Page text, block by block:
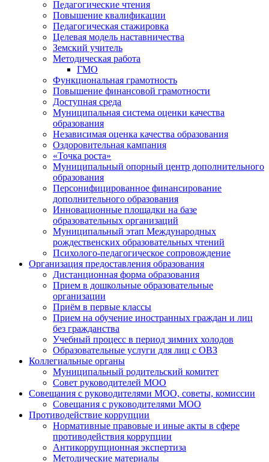
Педагогические чтения
Повышение квалификации
Педагогическая стажировка
Целевая модель наставничества
Земский учитель
Методическая работа
ГМО
Функциональная грамотность
Повышение финансовой грамотности
Доступная среда
Муниципальная система оценки качества
образования
Независимая оценка качества образования
Оздоровительная кампания
«Точка роста»
Муниципальный опорный центр дополнительного
образования
Персонифицированное финансирование
дополнительного образования
Инновационные площадки на базе
образовательных организаций
Муниципальный этап Международных
рождественских образовательных чтений
Психолого-педагогическое сопровождение
Организация предоставления образования
Дистанционная форма образования
Прием в дошкольные образовательные
организации
Приём в первые классы
Прием на обучение иностранных граждан и лиц
без гражданства
Учебный процесс в период зимних холодов
Образовательные услуги для лиц с ОВЗ
Коллегиальные органы
Муниципальный родительский комитет
Совет руководителей МОО
Совещания с руководителями МОО, советы, комиссии
Совещания с руководителями МОО
Противодействие коррупции
Нормативные правовые и иные акты в сфере
противодействия коррупции
Антикоррупционная экспертиза
Методические материалы